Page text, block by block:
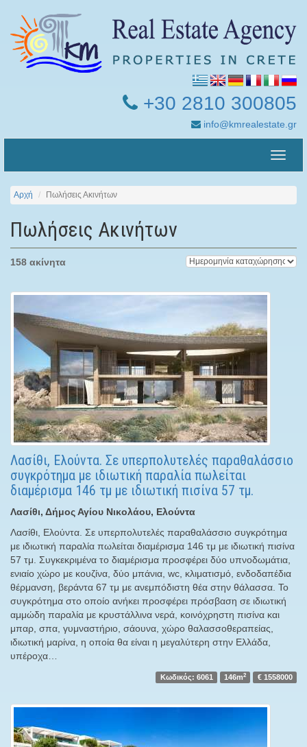
+30 2810 300805
info@kmrealestate.gr
Toggle
Αρχή Πωλήσεις Ακινήτων
Πωλήσεις Ακινήτων
158 ακίνητα
Λασίθι, Ελούντα. Σε υπερπολυτελές παραθαλάσσιο
συγκρότημα με ιδιωτική παραλία πωλείται
διαμέρισμα 146 τμ με ιδιωτική πισίνα 57 τμ.
Λασίθι, Δήμος Αγίου Νικολάου, Ελούντα
Λασίθι, Ελούντα. Σε υπερπολυτελές παραθαλάσσιο συγκρότημα
με ιδιωτική παραλία πωλείται διαμέρισμα 146 τμ με ιδιωτική πισίνα
57 τμ. Συγκεκριμένα το διαμέρισμα προσφέρει δύο υπνοδωμάτια,
ενιαίο χώρο με κουζίνα, δύο μπάνια, wc, κλιματισμό, ενδοδαπέδια
θέρμανση, βεράντα 67 τμ με ανεμπόδιστη θέα στην θάλασσα. Το
συγκρότημα στο οποίο ανήκει προσφέρει πρόσβαση σε ιδιωτική
αμμώδη παραλία με κρυστάλλινα νερά, κοινόχρηστη πισίνα και
μπαρ, σπα, γυμναστήριο, σάουνα, χώρο θαλασσοθεραπείας,
ιδιωτική μαρίνα, η οποία θα είναι η μεγαλύτερη στην Ελλάδα,
υπέροχα…
Κωδικός: 6061 146m2 € 1558000